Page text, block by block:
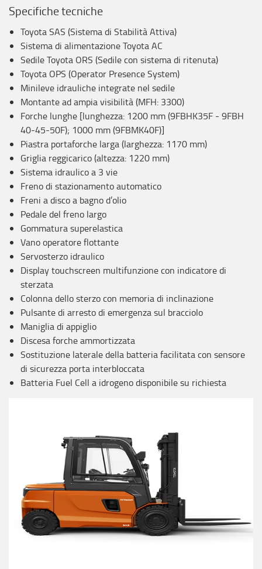
Specifiche tecniche
Toyota SAS (Sistema di Stabilità Attiva)
Sistema di alimentazione Toyota AC
Sedile Toyota ORS (Sedile con sistema di ritenuta)
Toyota OPS (Operator Presence System)
Minileve idrauliche integrate nel sedile
Montante ad ampia visibilità (MFH: 3300)
Forche lunghe [lunghezza: 1200 mm (9FBHK35F - 9FBH
40-45-50F); 1000 mm (9FBMK40F)]
Piastra portaforche larga (larghezza: 1170 mm)
Griglia reggicarico (altezza: 1220 mm)
Sistema idraulico a 3 vie
Freno di stazionamento automatico
Freni a disco a bagno d’olio
Pedale del freno largo
Gommatura superelastica
Vano operatore flottante
Servosterzo idraulico
Display touchscreen multifunzione con indicatore di
sterzata
Colonna dello sterzo con memoria di inclinazione
Pulsante di arresto di emergenza sul bracciolo
Maniglia di appiglio
Discesa forche ammortizzata
Sostituzione laterale della batteria facilitata con sensore
di sicurezza porta interbloccata
Batteria Fuel Cell a idrogeno disponibile su richiesta